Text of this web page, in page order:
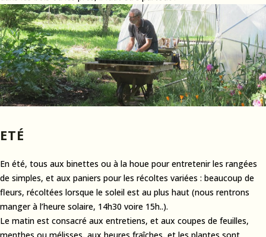
ETÉ
En été, tous aux binettes ou à la houe pour entretenir les rangées
de simples, et aux paniers pour les récoltes variées : beaucoup de
fleurs, récoltées lorsque le soleil est au plus haut (nous rentrons
manger à l’heure solaire, 14h30 voire 15h..).
Le matin est consacré aux entretiens, et aux coupes de feuilles,